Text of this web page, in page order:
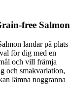
free Salmon
landar på plats
för dig med en
och vill främja
och smakvariation,
lämna noggranna